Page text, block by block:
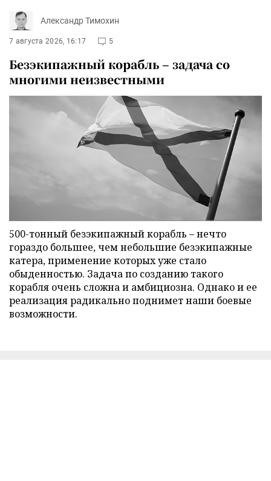
Александр Тимохин
7 августа 2026, 16:17 5
Безэкипажный корабль – задача со
многими неизвестными
500-тонный безэкипажный корабль – нечто
гораздо большее, чем небольшие безэкипажные
катера, применение которых уже стало
обыденностью. Задача по созданию такого
корабля очень сложна и амбициозна. Однако и ее
реализация радикально поднимет наши боевые
возможности.